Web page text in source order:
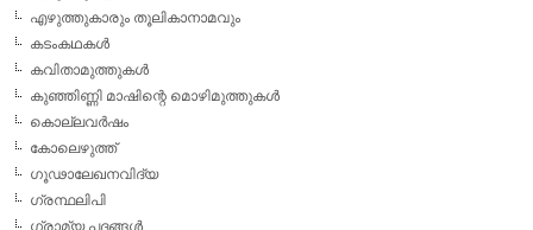
എഴുത്തുകാരും തൂലികാനാമവും
കടംകഥകള്‍
കവിതാമുത്തുകള്‍
കുഞ്ഞിണ്ണി മാഷിന്റെ മൊഴിമുത്തുകള്‍
കൊല്ലവര്‍ഷം
കോലെഴുത്ത്
ഗൂഢാലേഖനവിദ്യ
ഗ്രന്ഥലിപി
ഗ്രാമ്യ പദങ്ങള്‍